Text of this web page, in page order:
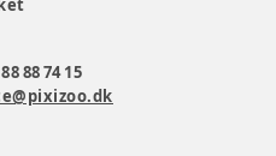
88 74 15